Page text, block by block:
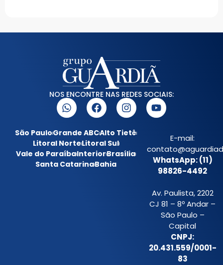
NOS ENCONTRE NAS REDES SOCIAIS:
São PauloGrande ABCAlto Tietê
Litoral NorteLitoral Sul
Vale do ParaíbaInteriorBrasília
Santa CatarinaBahia
E-mail:
WhatsApp: (11)
98826-4492
Av. Paulista, 2202
CJ 81 – 8º Andar –
São Paulo –
Capital
CNPJ:
20.431.559/0001-
83